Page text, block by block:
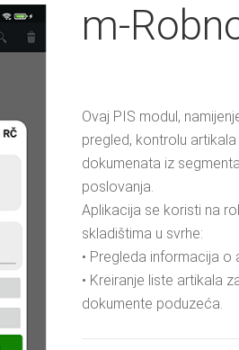
m-
Ovaj PIS modul,
pregled, kontrolu
dokumenata iz
poslovanja.
Aplikacija se koristi na
skladištima u svrhe:
• Pregleda informacija o
• Kreiranje liste artikala
dokumente poduzeća.